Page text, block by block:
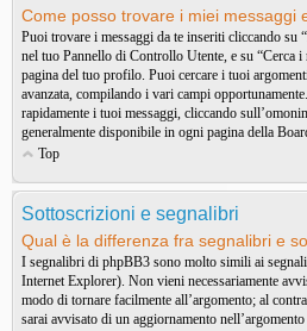
Come posso trovare i miei messaggi
Puoi trovare i messaggi da te inseriti cliccando su
nel tuo Pannello di Controllo Utente, e su “Cerca i
pagina del tuo profilo. Puoi cercare i tuoi
avanzata, compilando i vari campi
rapidamente i tuoi messaggi, cliccando
generalmente disponibile in ogni pagina della
Top
Sottoscrizioni e segnalibri
Qual è la differenza fra segnalibri e
I segnalibri di phpBB3 sono molto simili ai
Internet Explorer). Non vieni necessariamente
modo di tornare facilmente all’argomento; al
sarai avvisato di un aggiornamento